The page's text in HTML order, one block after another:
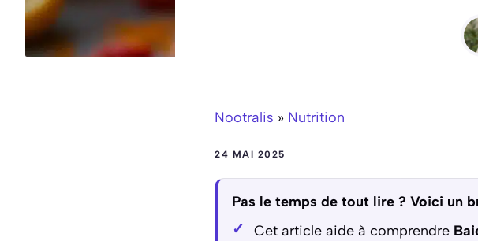
Nootralis » Nutrition
24 MAI 2025
Pas le temps de tout lire ? Voici un
Cet article aide à comprendre